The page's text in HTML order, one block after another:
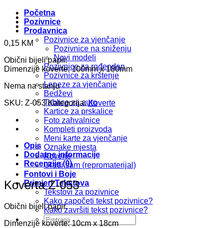
Početna
Pozivnice
Prodavnica
Pozivnice za vjenčanje
Pozivnice na sniženju
Novi modeli
Pozivnice za rođendan
Pozivnice za krštenje
Lepeze za vjenčanje
Bedževi
Tablice za auto
Kartice za prskalice
Foto zahvalnice
Kompleti proizvoda
Meni karte za vjenčanje
Oznake mjesta
Koverte
Uradi sam (repromaterijal)
Fontovi i Boje
Primjeri Tekstova
Tekstovi za pozivnice
Kako započeti tekst pozivnice?
Kako završiti tekst pozivnice?
Pretraži:
0,15 KM
Obični bijeli papir.
Dimenzije koverte: 100mm x 180mm
Nema na stanju
SKU: Z-053 Kategorija:Koverte
Opis
Dodatne informacije
Recenzije (0)
Koverta Z-053
Obični bijeli papir.
Dimenzije koverte: 10cm x 18cm